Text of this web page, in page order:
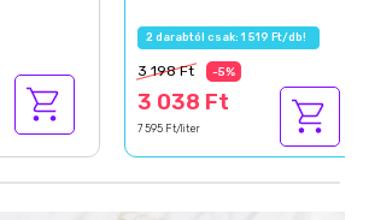
2 darabtól csak: 1 519 Ft/db!
3 198 Ft -5%
3 038 Ft
7 595 Ft/liter